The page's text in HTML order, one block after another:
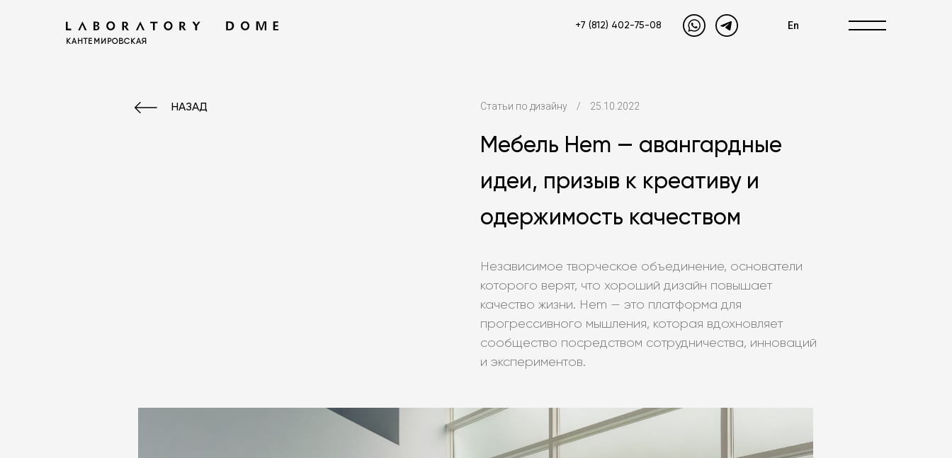
КАНТЕМИРОВСКАЯ
+7 (812) 402-75-08 En
НАЗАД Статьи по дизайну / 25.10.2022
Мебель Hem — авангардные
идеи, призыв к креативу и
одержимость качеством
Независимое творческое объединение, основатели
которого верят, что хороший дизайн повышает
качество жизни. Hem — это платформа для
прогрессивного мышления, которая вдохновляет
сообщество посредством сотрудничества, инноваций
и экспериментов.